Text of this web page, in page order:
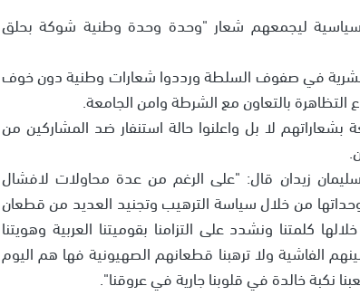
ليجمعهم شعار "وحدة وحدة وطنية شوكة بحلق
في صفوف السلطة ورددوا شعارات وطنية دون خوف
بالتعاون مع الشرطة وامن الجامعة.
لا بل واعلنوا حالة استنفار ضد المشاركين من
زيدان قال: "على الرغم من عدة محاولات لافشال
من خلال سياسة الترهيب وتجنيد العديد من قطعان
كلمتنا ونشدد على التزامنا بقوميتنا العربية وهويتنا
الفاشية ولا ترهبنا قطعانهم الصهيونية فها هم اليوم
نكبة خالدة في قلوبنا جارية في عروقنا".